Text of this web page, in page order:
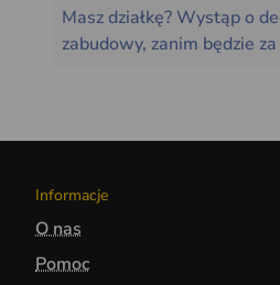
Masz działkę? Wystąp o
zabudowy, zanim będzie
Informacje
O nas
Pomoc